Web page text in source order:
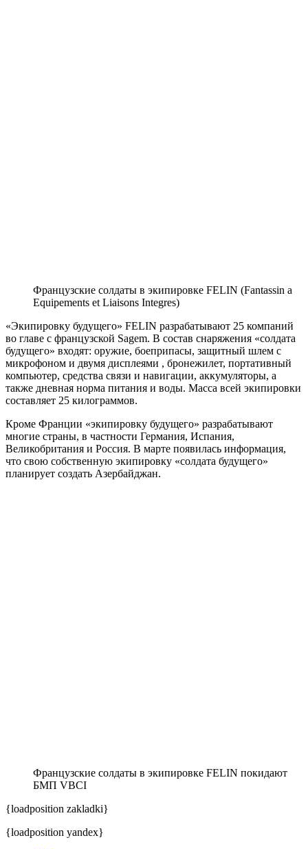
Французские солдаты в экипировке FELIN (Fantassin a
Equipements et Liaisons Integres)
«Экипировку будущего» FELIN разрабатывают 25 компаний
во главе с французской Sagem. В состав снаряжения «солдата
будущего» входят: оружие, боеприпасы, защитный шлем с
микрофоном и двумя дисплеями , бронежилет, портативный
компьютер, средства связи и навигации, аккумуляторы, а
также дневная норма питания и воды. Масса всей экипировки
составляет 25 килограммов.
Кроме Франции «экипировку будущего» разрабатывают
многие страны, в частности Германия, Испания,
Великобритания и Россия. В марте появилась информация,
что свою собственную экипировку «солдата будущего»
планирует создать Азербайджан.
Французские солдаты в экипировке FELIN покидают
БМП VBCI
{loadposition zakladki}
{loadposition yandex}